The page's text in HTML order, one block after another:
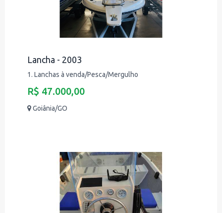
Lancha - 2003
1. Lanchas à venda/Pesca/Mergulho
R$ 47.000,00
Goiânia/GO